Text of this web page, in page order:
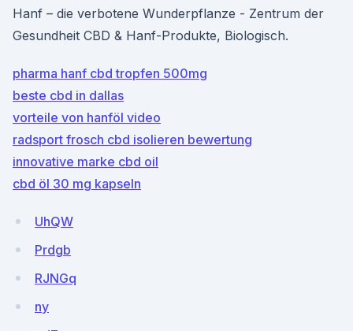
Hanf – die verbotene Wunderpflanze - Zentrum der
Gesundheit CBD & Hanf-Produkte, Biologisch.
pharma hanf cbd tropfen 500mg
beste cbd in dallas
vorteile von hanföl video
radsport frosch cbd isolieren bewertung
innovative marke cbd oil
cbd öl 30 mg kapseln
UhQW
Prdgb
RJNGq
ny